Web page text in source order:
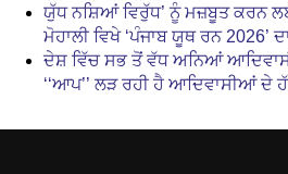
ਯੁੱਧ ਨਸ਼ਿਆਂ ਵਿਰੁੱਧ’ ਨੂੰ ਮਜ਼ਬੂਤ ਕਰਨ
ਮੋਹਾਲੀ ਵਿਖੇ ‘ਪੰਜਾਬ ਯੂਥ ਰਨ 2026’
ਦੇਸ਼ ਵਿੱਚ ਸਭ ਤੋਂ ਵੱਧ ਅਨਿਆਂ
‘‘ਆਪ’’ ਲੜ ਰਹੀ ਹੈ ਆਦਿਵਾਸੀਆਂ ਦੇ